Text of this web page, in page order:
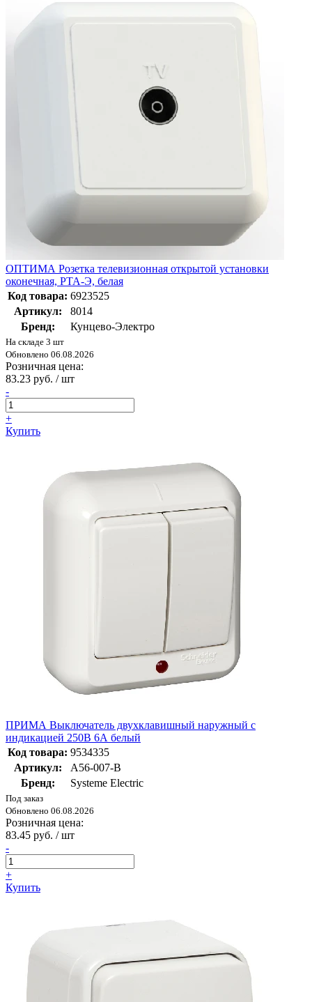
ОПТИМА Розетка телевизионная открытой установки
оконечная, РТА-Э, белая
Код товара: 6923525
Артикул:
8014
Бренд:
Кунцево-Электро
На складе 3 шт
Обновлено 06.08.2026
Розничная цена:
83.23 руб. / шт
-
+
Купить
ПРИМА Выключатель двухклавишный наружный с
индикацией 250В 6А белый
Код товара: 9534335
Артикул:
A56-007-B
Бренд:
Systeme Electric
Под заказ
Обновлено 06.08.2026
Розничная цена:
83.45 руб. / шт
-
+
Купить